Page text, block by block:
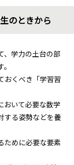
のときから
、学力の土台の部
おくべき「学習習
おいて必要な数学
する姿勢などを養
ために必要な要素